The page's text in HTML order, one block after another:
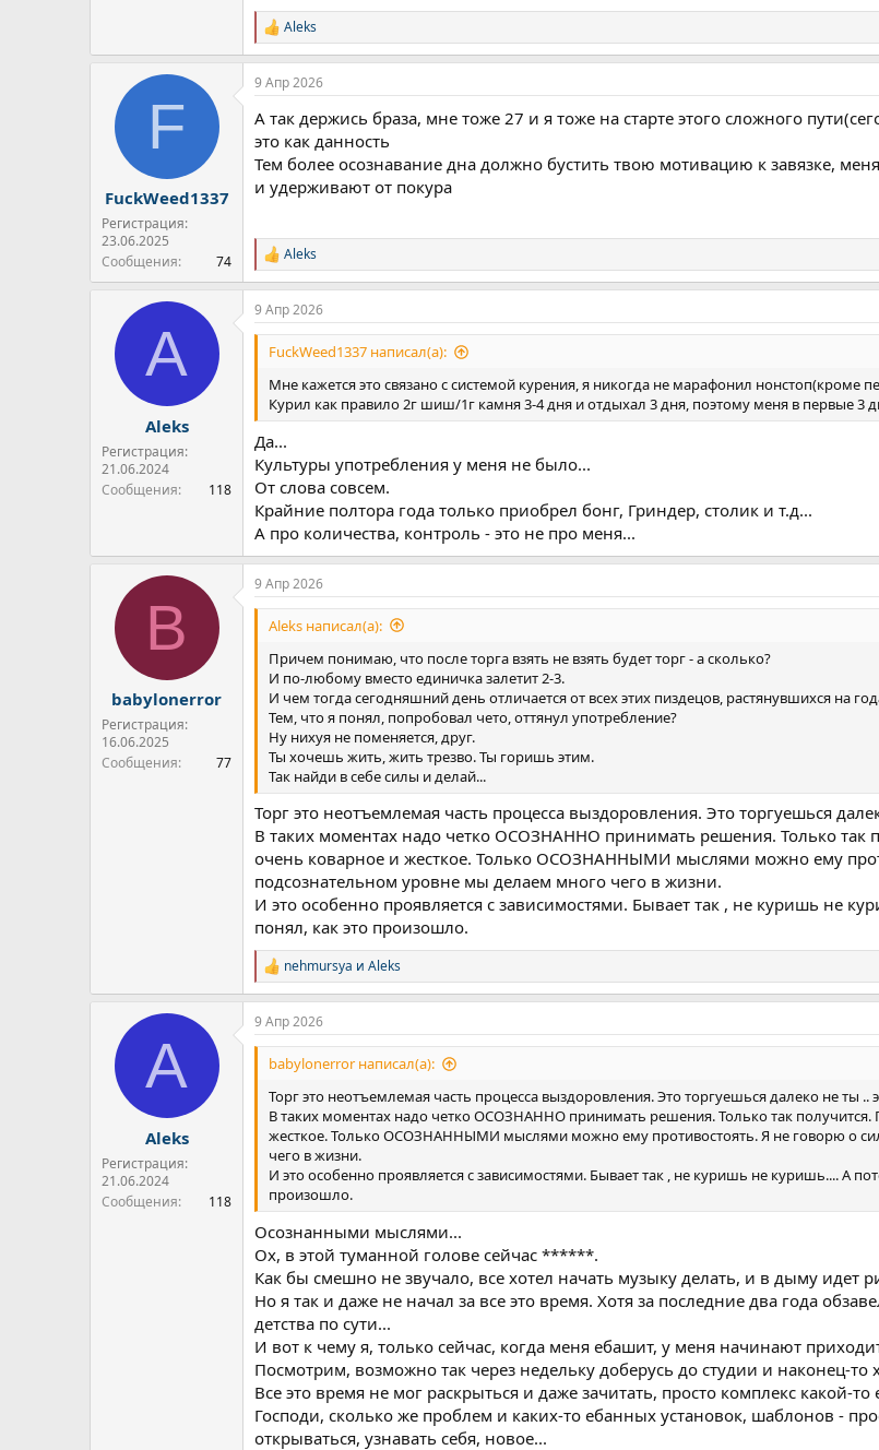
Р
е
а
к
и
и
:
Aleks
F
FuckWeed1337
Регистрация:
23.06.2025
Сообщения
74
9 Апр 2026
А так держись браза, мне тоже 27 и я тоже на старте этого сложного
это как данность
Тем более осознавание дна должно бустить твою мотивацию к завязке,
и удерживают от покура
Р
е
а
к
ц
и
Aleks
A
Aleks
Регистрация:
21.06.2024
Сообщения
118
9 Апр 2026
FuckWeed1337 написал(а):
Мне кажется это связано с системой курения, я никогда не марафонил нонстоп(кроме
Курил как правило 2г шиш/1г камня 3-4 дня и отдыхал 3 дня, поэтому меня в первые 3
Да...
Культуры употребления у меня не было...
От слова совсем.
Крайние полтора года только приобрел бонг, Гриндер, столик и т.д...
А про количества, контроль - это не про меня...
B
babylonerror
Регистрация:
16.06.2025
Сообщения
77
9 Апр 2026
Aleks написал(а):
Причем понимаю, что после торга взять не взять будет торг - а сколько?
И по-любому вместо единичка залетит 2-3.
И чем тогда сегодняшний день отличается от всех этих пиздецов, растянувшихся на
Тем, что я понял, попробовал чето, оттянул употребление?
Ну нихуя не поменяется, друг.
Ты хочешь жить, жить трезво. Ты горишь этим.
Так найди в себе силы и делай...
Торг это неотъемлемая часть процесса выздоровления. Это торгуешься
В таких моментах надо четко ОСОЗНАННО принимать решения. Только так
очень коварное и жесткое. Только ОСОЗНАННЫМИ мыслями можно ему
подсознательном уровне мы делаем много чего в жизни.
И это особенно проявляется с зависимостями. Бывает так , не куришь не
понял, как это произошло.
Р
е
а
к
ц
и
nehmursya и Aleks
A
Aleks
Регистрация:
21.06.2024
Сообщения
118
9 Апр 2026
babylonerror написал(а):
Торг это неотъемлемая часть процесса выздоровления. Это торгуешься далеко не ты ..
В таких моментах надо четко ОСОЗНАННО принимать решения. Только так
жесткое. Только ОСОЗНАННЫМИ мыслями можно ему противостоять. Я не говорю о
чего в жизни.
И это особенно проявляется с зависимостями. Бывает так , не куришь не куришь.... А
произошло.
Осознанными мыслями...
Ох, в этой туманной голове сейчас ******.
Как бы смешно не звучало, все хотел начать музыку делать, и в дыму идет
Но я так и даже не начал за все это время. Хотя за последние два года
детства по сути...
И вот к чему я, только сейчас, когда меня ебашит, у меня начинают
Посмотрим, возможно так через недельку доберусь до студии и наконец-то
Все это время не мог раскрыться и даже зачитать, просто комплекс какой-
Господи, сколько же проблем и каких-то ебанных установок, шаблонов -
открываться, узнавать себя, новое...